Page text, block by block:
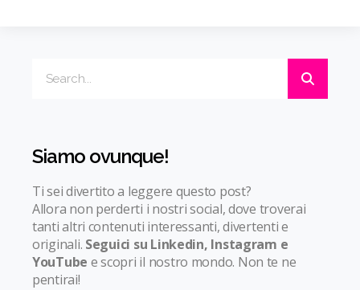
Siamo ovunque!
Ti sei divertito a leggere questo post?
Allora non perderti i nostri social, dove troverai
tanti altri contenuti interessanti, divertenti e
originali. Seguici su Linkedin, Instagram e
YouTube e scopri il nostro mondo. Non te ne
pentirai!